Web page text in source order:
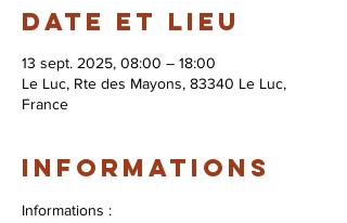
Date et lieu
13 sept. 2025, 08:00 – 18:00
Le Luc, Rte des Mayons, 83340 Le Luc,
France
Informations
Informations :